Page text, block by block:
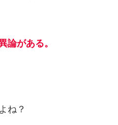
論がある。
ね？